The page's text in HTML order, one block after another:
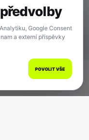
Google Consent
a externí příspěvky
POVOLIT VŠE